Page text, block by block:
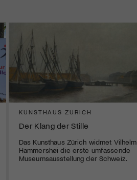
KUNSTHAUS ZÜRICH
Der Klang der Stille
Das Kunsthaus Zürich widmet Vilhelm
Hammershøi die erste umfassende
Museumsausstellung der Schweiz.